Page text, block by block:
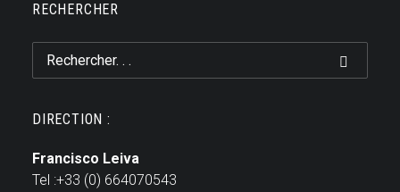
RECHERCHER
DIRECTION :
Francisco Leiva
Tel :+33 (0) 664070543